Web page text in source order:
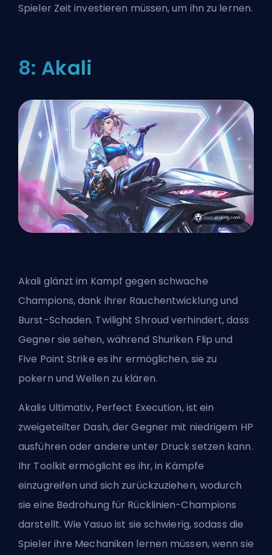
Spieler Zeit investieren müssen, um ihn zu lernen.
8: Akali
Akali glänzt im Kampf gegen schwache
Champions, dank ihrer Rauchentwicklung und
Burst-Schaden. Twilight Shroud verhindert, dass
Gegner sie sehen, während Shuriken Flip und
Five Point Strike es ihr ermöglichen, sie zu
pokern und Wellen zu klären.
Akalis Ultimativ, Perfect Execution, ist ein
zweigeteilter Dash, der Gegner mit niedrigem HP
ausführen oder andere unter Druck setzen kann.
Ihr Toolkit ermöglicht es ihr, in Kämpfe
einzugreifen und sich zurückzuziehen, wodurch
sie eine Bedrohung für Rücklinien-Champions
darstellt. Wie Yasuo ist sie schwierig, sodass die
Spieler ihre Mechaniken lernen müssen, wenn sie